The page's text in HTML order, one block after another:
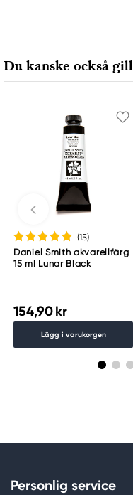
7311 PD Apeldoorn,
Du kanske också
(15)
Daniel Smith akvarellfärg
15 ml Lunar Black
154,90 kr
Lägg i varukorgen
Personlig service